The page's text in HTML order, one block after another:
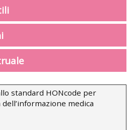
standard HONcode per
dell’informazione medica